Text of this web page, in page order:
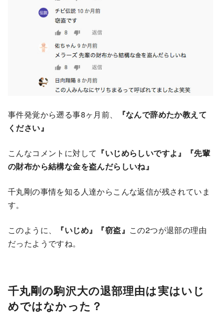
事件発覚から遡る事8ヶ月前、
『なんで辞めたか教えて
ください』
こんなコメントに対して 『いじめらしいですよ』『先輩
の財布から結構な金を盗んだらしいね』
千丸剛の事情を知る人達からこんな返信が残されていま
す。
このように、 『いじめ』『窃盗』 この2つが退部の理由
だったようですね。
千丸剛の駒沢大の退部理由は実はいじ
めではなかった？